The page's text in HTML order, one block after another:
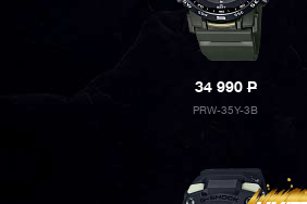
34 990P
PRW-35Y-3B